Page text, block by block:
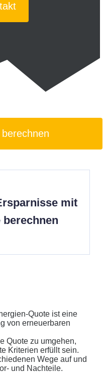
mit
berechnen
Stromverbrauch an
einenkWp
Quote ist eine
von erneuerbaren
Quote zu umgehen,
Kriterien erfüllt sein.
Wege auf und
und Nachteile.